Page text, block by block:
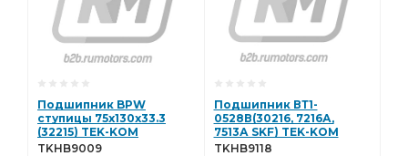
Подшипник BPW
ступицы 75x130x33.3
(32215) TEK-KOM
TKHB9009 TKHB9009
TKHB9009
Подшипник ВТ1-
0528В(30216, 7216А,
7513А SKF) TEK-KOM
TKHB9118 TKHB9118
TKHB9118